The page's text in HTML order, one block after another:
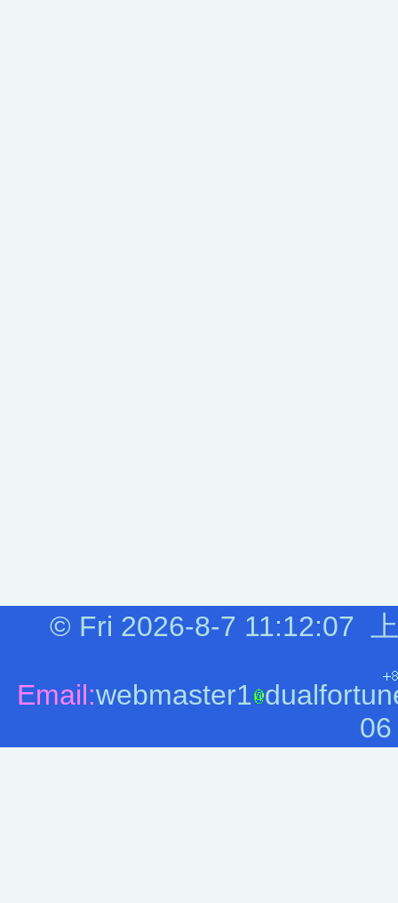
© Fri 2026-8-7 11:12:07
Email:webmaster1